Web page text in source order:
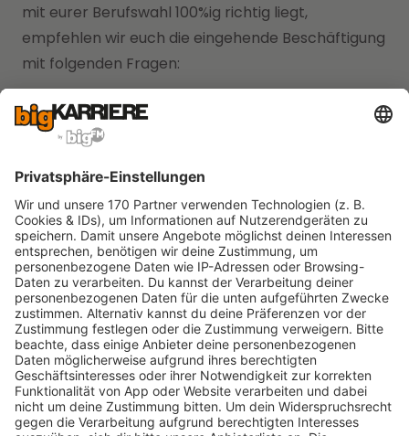
mit eurer Berufswahl 100%ig richtig liegt,
empfehlen wir euch die eingehende Beschäftigung
mit folgenden Fragen:
Entspricht der gewählte Beruf euren
Interessen?
Könnt ihr euch vorstellen, die nächsten Jahre
in diesem Beruf zu arbeiten?
Verfügt ihr über genügend Informationen über
den Job?
Habt ihr bereits praktische Erfahrungen in
diesem Bereich gesammelt?
Welche Möglichkeiten zur Weiterbildung habt
ihr in diesem Beruf?
Habt ihr schon einen konkreten Arbeitgeber
im Sinn?